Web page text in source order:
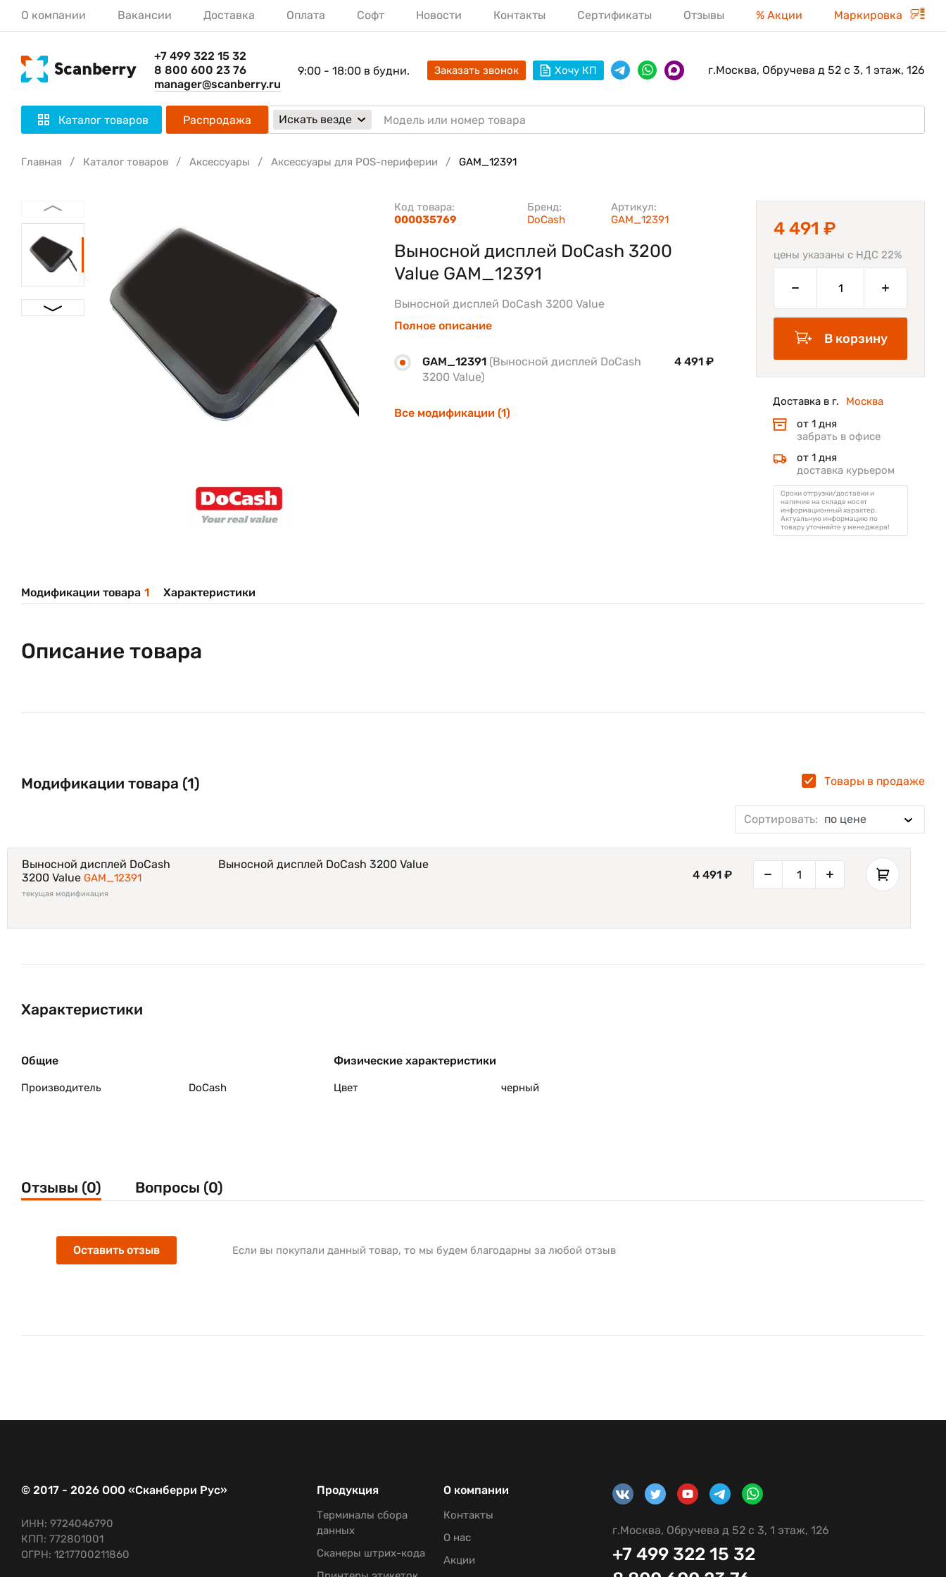
О компании Вакансии Доставка Оплата Софт Новости Контакты Сертификаты Отзывы % Акции Маркировка
+7 499 322 15 32
8 800 600 23 76
manager@scanberry.ru
9:00 - 18:00 в будни. Заказать звонок Хочу КП г.Москва, Обручева д 52 с 3, 1 этаж, 126
Каталог товаров Распродажа Искать везде
Главная Каталог товаров Аксессуары Аксессуары для POS-периферии GAM_12391
Бренд:
DoCash
Код товара:
000035769
Артикул:
GAM_12391
Выносной дисплей DoCash 3200
Value GAM_12391
Выносной дисплей DoCash 3200 Value
Полное описание
GAM_12391 (Выносной дисплей DoCash
3200 Value)
4 491 ₽
Все модификации (1)
4 491 ₽
цены указаны с НДС 22%
В корзину
Доставка в г.
Москва
от 1 дня
забрать в офисе
от 1 дня
доставка курьером
Сроки отгрузки/доставки и
наличие на складе носят
информационный характер.
Актуальную информацию по
товару уточняйте у менеджера!
Модификации товара 1 Характеристики
Описание товара
Модификации товара (1) Товары в продаже
Сортировать: по цене
Выносной дисплей DoCash
3200 Value GAM_12391
текущая модификация
Выносной дисплей DoCash 3200 Value
4 491 ₽
Характеристики
Общие
Производитель DoCash
Физические характеристики
Цвет черный
Отзывы (0) Вопросы (0)
Оставить отзыв Если вы покупали данный товар, то мы будем благодарны за любой отзыв
© 2017 - 2026 ООО «Сканберри Рус»
ИНН: 9724046790
КПП: 772801001
ОГРН: 1217700211860
Продукция
Терминалы сбора
данных
Сканеры штрих-кода
О компании
Контакты
О нас
Акции
г.Москва, Обручева д 52 с 3, 1 этаж, 126
+7 499 322 15 32